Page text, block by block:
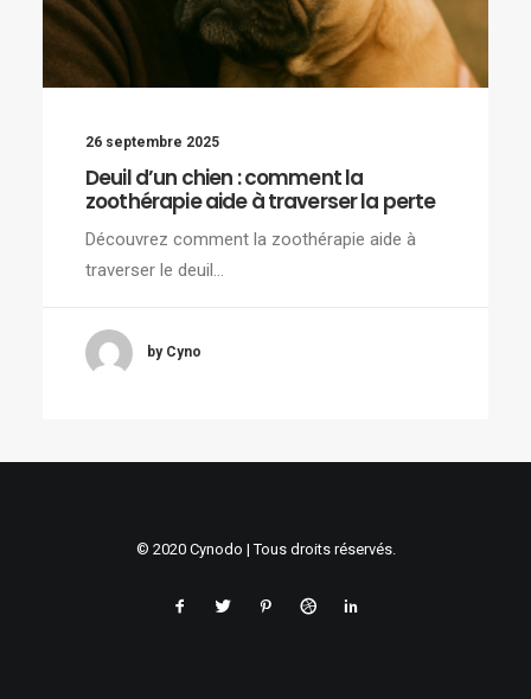
JEUX ET SPORTS CANIN
RACES DES CHIENS
26 septembre 2025
Deuil d’un chien : comment la
zoothérapie aide à traverser la perte
Découvrez comment la zoothérapie aide à
traverser le deuil…
by Cyno
© 2020 Cynodo | Tous droits réservés.